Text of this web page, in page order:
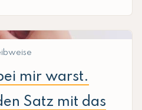
mir warst.
Satz mit das